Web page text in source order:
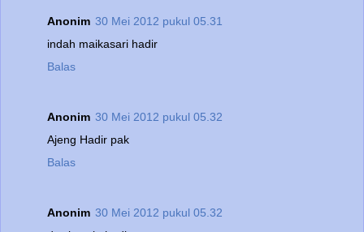
Anonim 30 Mei 2012 pukul 05.31
indah maikasari hadir
Balas
Anonim 30 Mei 2012 pukul 05.32
Ajeng Hadir pak
Balas
Anonim 30 Mei 2012 pukul 05.32